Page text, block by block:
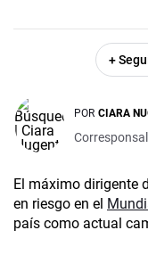
+
POR CIARA
El máximo dirigente
en riesgo en el
país como actual